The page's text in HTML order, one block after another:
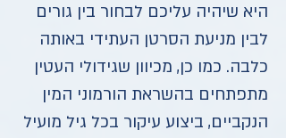
היא שיהיה עליכם לבחור בין גורים
לבין מניעת הסרטן העתידי באותה
כלבה. כמו כן, מכיוון שגידולי העטין
מתפתחים בהשראת הורמוני המין
הנקביים, ביצוע עיקור בכל גיל מועיל